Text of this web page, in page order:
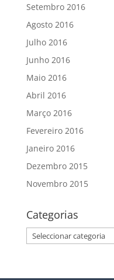
Setembro 2016
Agosto 2016
Julho 2016
Junho 2016
Maio 2016
Abril 2016
Março 2016
Fevereiro 2016
Janeiro 2016
Dezembro 2015
Novembro 2015
Categorias
Categorias